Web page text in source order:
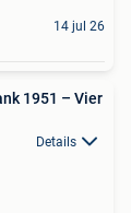
14 jul 26
1951 – Vier
Details